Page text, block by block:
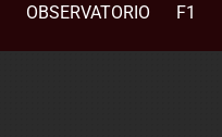
OBSERVATORIO F1